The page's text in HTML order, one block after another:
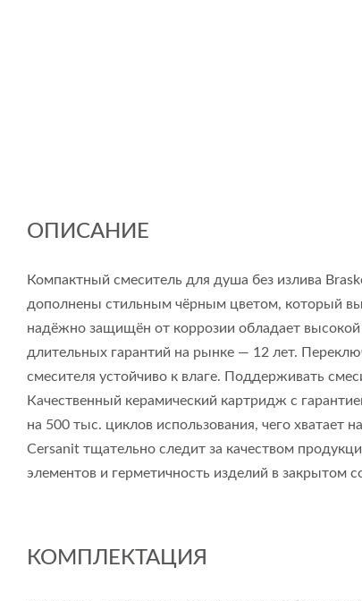
ОПИСАНИЕ
Компактный смеситель для душа без излива
дополнены стильным чёрным цветом, который
надёжно защищён от коррозии обладает
длительных гарантий на рынке — 12 лет.
смесителя устойчиво к влаге. Поддерживать
Качественный керамический картридж с
на 500 тыс. циклов использования, чего хватает
Cersanit тщательно следит за качеством
элементов и герметичность изделий в закрытом
КОМПЛЕКТАЦИЯ